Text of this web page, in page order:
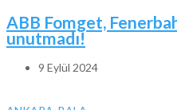
ABB Fomget,
unutmadı!
9 Eylül 2024